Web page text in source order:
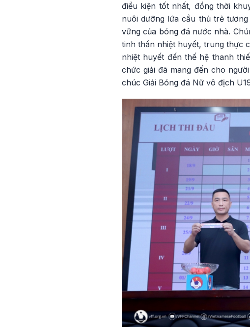
điều kiện tốt nhất, đồng thời
nuôi dưỡng lứa cầu thủ trẻ
vững của bóng đá nước nhà.
tinh thần nhiệt huyết, trung thực
nhiệt huyết đến thế hệ thanh
chức giải đã mang đến cho
chúc Giải Bóng đá Nữ vô địch